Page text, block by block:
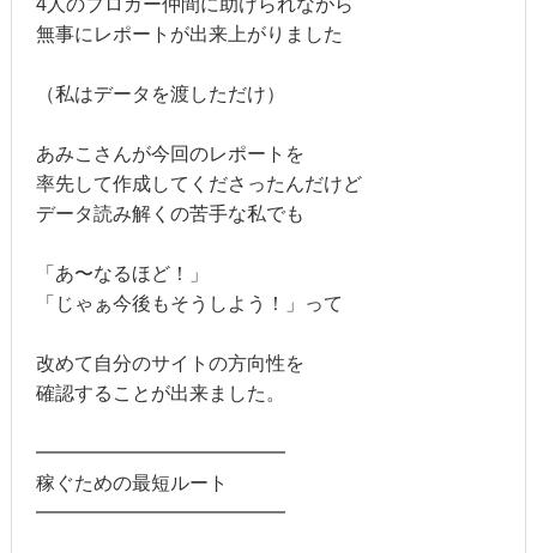
4人のブロガー仲間に助けられながら
無事にレポートが出来上がりました
（私はデータを渡しただけ）
あみこさんが今回のレポートを
率先して作成してくださったんだけど
データ読み解くの苦手な私でも
「あ〜なるほど！」
「じゃぁ今後もそうしよう！」って
改めて自分のサイトの方向性を
確認することが出来ました。
━━━━━━━━━━━━━
稼ぐための最短ルート
━━━━━━━━━━━━━